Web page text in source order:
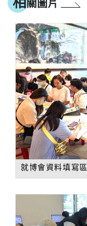
關圖片
就博會資料填寫區